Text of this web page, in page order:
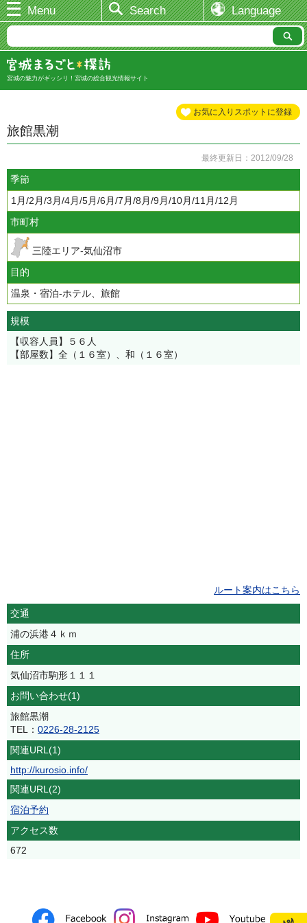
Menu Search Language
宮城の魅力がギッシリ！宮城の総合観光情報サイト
お気に入りスポットに登録
旅館黒潮
最終更新日：2012/09/28
季節
1月/2月/3月/4月/5月/6月/7月/8月/9月/10月/11月/12月
市町村
三陸エリア-気仙沼市
目的
温泉・宿泊-ホテル、旅館
規模
【収容人員】５６人
【部屋数】全（１６室）、和（１６室）
ルート案内はこちら
交通
浦の浜港４ｋｍ
住所
気仙沼市駒形１１１
お問い合わせ(1)
旅館黒潮
TEL： 0226-28-2125
関連URL(1)
http://kurosio.info/
関連URL(2)
宿泊予約
アクセス数
672